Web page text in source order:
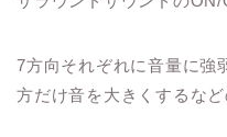
7方向それぞれに音量に強
方だけ音を大きくするなど